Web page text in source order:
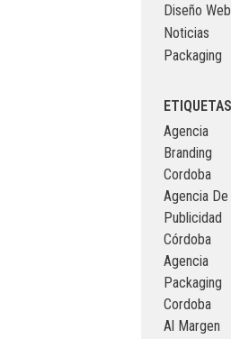
Diseño Web
Noticias
Packaging
ETIQUETAS
Agencia
Branding
Cordoba
Agencia De
Publicidad
Córdoba
Agencia
Packaging
Cordoba
Al Margen